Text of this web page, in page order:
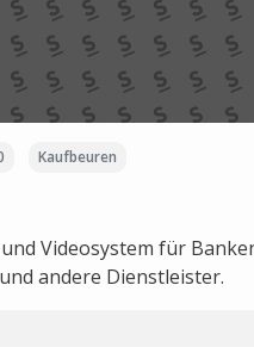
Kaufbeuren
Videosystem für
andere Dienstleister.